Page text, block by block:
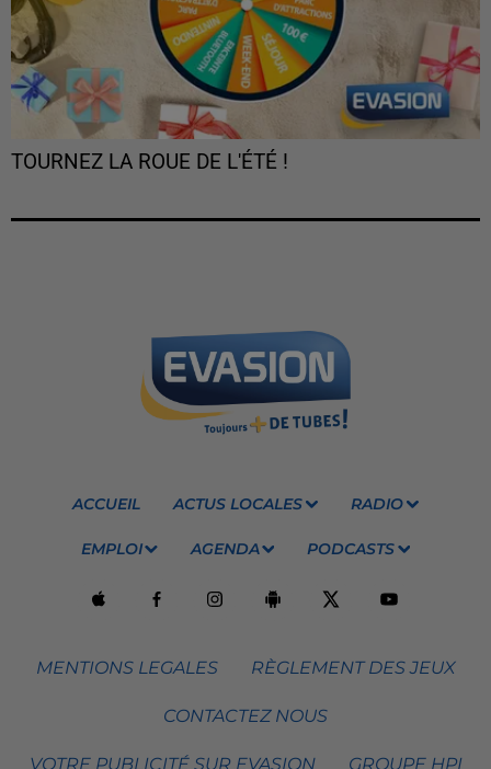
TOURNEZ LA ROUE DE L'ÉTÉ !
ACCUEIL ACTUS LOCALES RADIO
EMPLOI AGENDA PODCASTS
MENTIONS LEGALES RÈGLEMENT DES JEUX
CONTACTEZ NOUS
VOTRE PUBLICITÉ SUR EVASION GROUPE HPI